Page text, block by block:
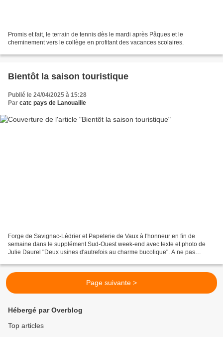
Promis et fait, le terrain de tennis dès le mardi après Pâques et le
cheminement vers le collège en profitant des vacances scolaires.
Bientôt la saison touristique
Publié le 24/04/2025 à 15:28
Par catc pays de Lanouaille
Forge de Savignac-Lédrier et Papeterie de Vaux à l'honneur en fin de
semaine dans le supplément Sud-Ouest week-end avec texte et photo de
Julie Daurel "Deux usines d'autrefois au charme bucolique". A ne pas
Page suivante >
Hébergé par Overblog
Top articles